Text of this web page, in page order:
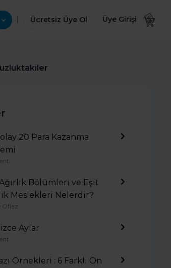
| Ücretsiz Üye Ol Üye Girişi
20 Para Kazanma
Bölümleri ve Eşit
Meslekleri Nelerdir?
Oflaz
Aylar
Örnekleri : 6 Farklı Ön